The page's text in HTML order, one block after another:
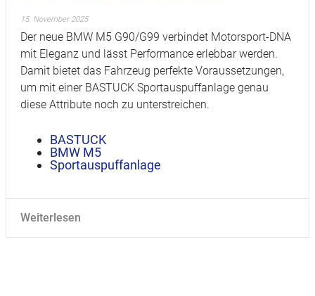
15. November 2025
Der neue BMW M5 G90/G99 verbindet Motorsport-DNA
mit Eleganz und lässt Performance erlebbar werden.
Damit bietet das Fahrzeug perfekte Voraussetzungen,
um mit einer BASTUCK Sportauspuffanlage genau
diese Attribute noch zu unterstreichen.
BASTUCK
BMW M5
Sportauspuffanlage
Weiterlesen